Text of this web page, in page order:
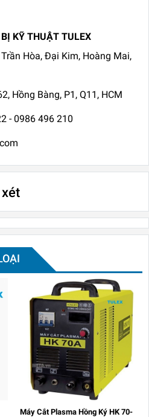
KỸ THUẬT TULEX
Hòa, Đại Kim, Hoàng Mai,
Hồng Bàng, P1, Q11, HCM
- 0986 496 210
Máy Cắt Plasma Hồng Ký HK 70-